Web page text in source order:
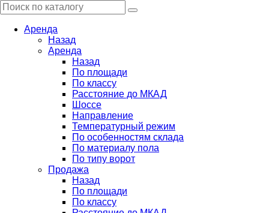
Аренда
Назад
Аренда
Назад
По площади
По классу
Расстояние до МКАД
Шоссе
Направление
Температурный режим
По особенностям склада
По материалу пола
По типу ворот
Продажа
Назад
По площади
По классу